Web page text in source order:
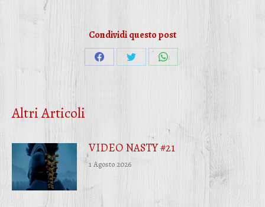
Condividi questo post
CondividiCondividiCondividi
Altri Articoli
VIDEO NASTY #21
1 Agosto 2026